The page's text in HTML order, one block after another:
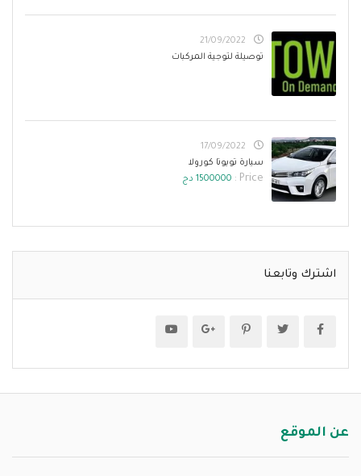
21/09/2022
توصيلة لتوجية المركبات
17/09/2022
سيارة تويوتا كورولا
Price : 1500000 دج
اشترك وتابعنا
عن الموقع